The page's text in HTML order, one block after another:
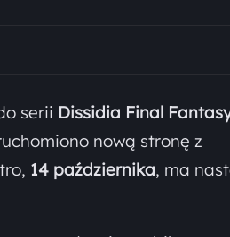
serii Dissidia Final
nową stronę z
14 października, ma